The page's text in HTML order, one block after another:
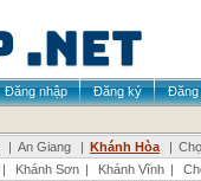
Đăng nhập Đăng ký
Đăng
| An Giang | Khánh Hòa |
| Khánh Sơn | Khánh Vĩnh |